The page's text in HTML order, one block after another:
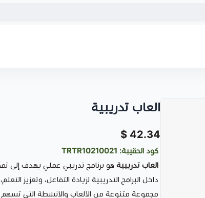
العاب تدريبية
42.34 $
كود الحقيبة: TRTR10210021
العاب تدريبية هو برنامج تدريبي عملي يهدف إلى
داخل البرامج التدريبية لزيادة التفاعل، وتعزيز
مجموعة متنوعة من الألعاب والأنشطة التي تسهم